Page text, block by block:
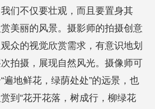
们不仅要壮观，而且要置身其
美丽的风景。摄影师的拍摄创意
众的视觉欣赏需求，有意识地划
拍摄，展现自然风光。摄像师可
遍地鲜花，绿荫处处”的远景，也
到“花开花落，树成行，柳绿花